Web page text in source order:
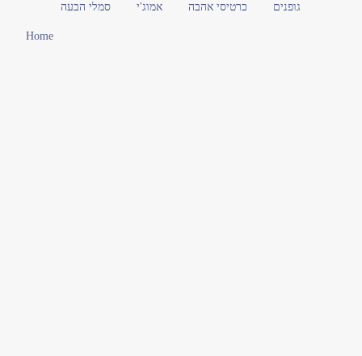
סמלי הבעה אמוג'י כרטיסי אהבה גופנים
Home